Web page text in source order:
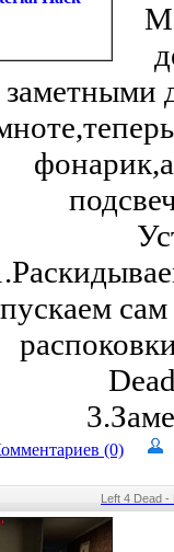
заметными
(0)
Left 4 Dead -